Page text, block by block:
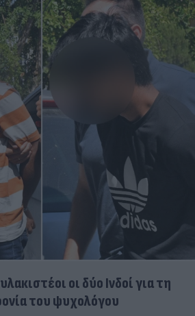
οι δύο Ινδοί για τη
του ψυχολόγου